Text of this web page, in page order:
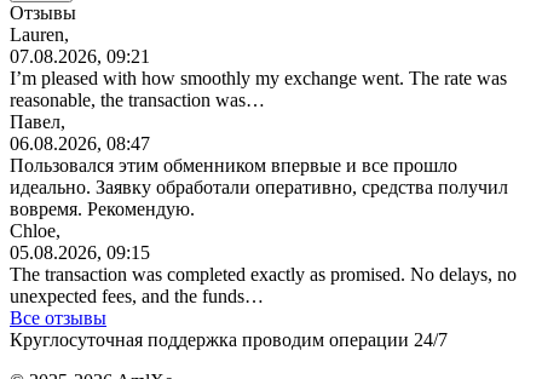
Отзывы
Lauren,
07.08.2026, 09:21
I’m pleased with how smoothly my exchange went. The rate was
reasonable, the transaction was…
Павел,
06.08.2026, 08:47
Пользовался этим обменником впервые и все прошло
идеально. Заявку обработали оперативно, средства получил
вовремя. Рекомендую.
Chloe,
05.08.2026, 09:15
The transaction was completed exactly as promised. No delays, no
unexpected fees, and the funds…
Все отзывы
Круглосуточная поддержка проводим операции 24/7